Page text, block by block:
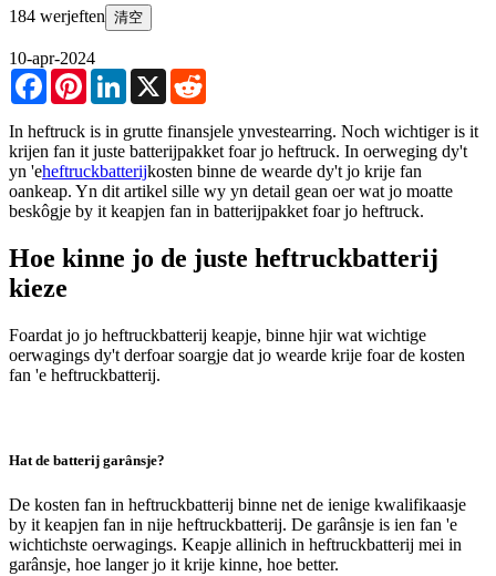
184 werjeften 清空
10-apr-2024
FacebookPinterestLinkedIn
X
In heftruck is in grutte finansjele ynvestearring. Noch wichtiger is it
krijen fan it juste batterijpakket foar jo heftruck. In oerweging dy't
yn 'eheftruckbatterijkosten binne de wearde dy't jo krije fan
oankeap. Yn dit artikel sille wy yn detail gean oer wat jo moatte
beskôgje by it keapjen fan in batterijpakket foar jo heftruck.
Hoe kinne jo de juste heftruckbatterij
kieze
Foardat jo jo heftruckbatterij keapje, binne hjir wat wichtige
oerwagings dy't derfoar soargje dat jo wearde krije foar de kosten
fan 'e heftruckbatterij.
Hat de batterij garânsje?
De kosten fan in heftruckbatterij binne net de ienige kwalifikaasje
by it keapjen fan in nije heftruckbatterij. De garânsje is ien fan 'e
wichtichste oerwagings. Keapje allinich in heftruckbatterij mei in
garânsje, hoe langer jo it krije kinne, hoe better.